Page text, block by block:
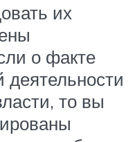
их
о факте
деятельности
то вы